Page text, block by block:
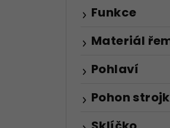
Funkce
Materiál
Pohlaví
Pohon